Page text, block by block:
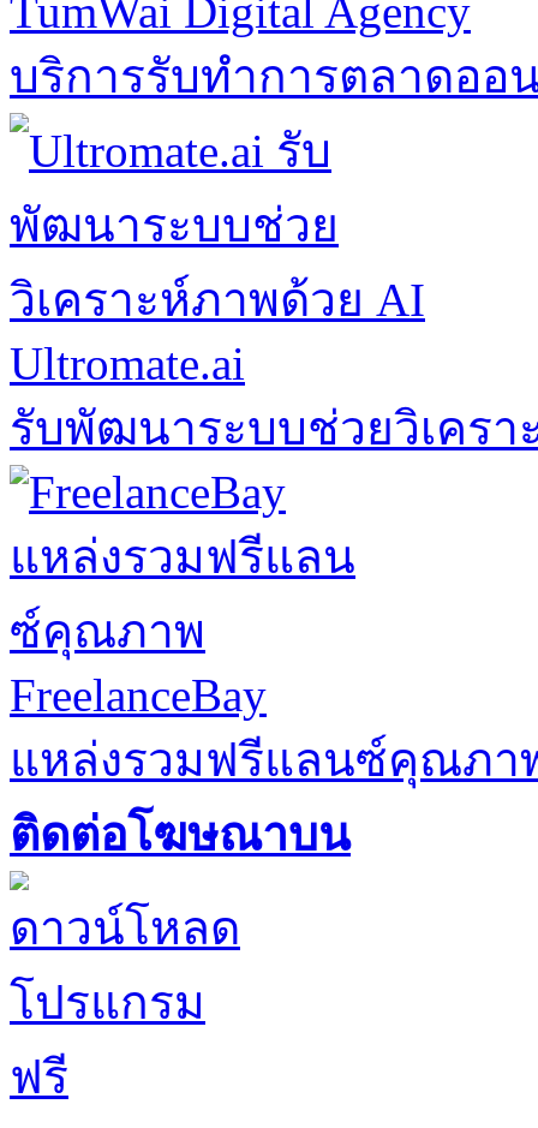
TumWai Digital Agency
บริการรับทำการตลาดออ
Ultromate.ai
รับพัฒนาระบบช่วยวิเครา
FreelanceBay
แหล่งรวมฟรีแลนซ์คุณภา
ติดต่อโฆษณาบน